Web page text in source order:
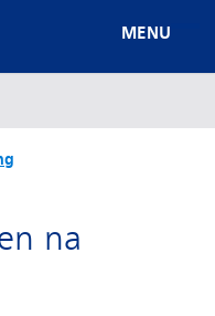
MENU
na